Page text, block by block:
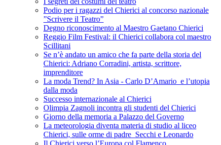
Podio per i ragazzi del Chierici al concorso nazionale
”Scrivere il Teatro”
Degno riconoscimento al Maestro Gaetano Chierici
Reggio Film Festival: il Chierici collabora col maestro
Scillitani
Se n’è andato un amico che fa parte della storia del
Chierici: Adriano Corradini, artista, scrittore,
imprenditore
La moda Trend? In Asia - Carlo D’Amario e l’utopia
dalla moda
Successo internazionale al Chierici
Olimpia Zagnoli incontra gli studenti del Chierici
Giorno della memoria a Palazzo del Governo
La meteorologia diventa materia di studio al liceo
Chierici, sulle orme di padre Secchi e Leonardo